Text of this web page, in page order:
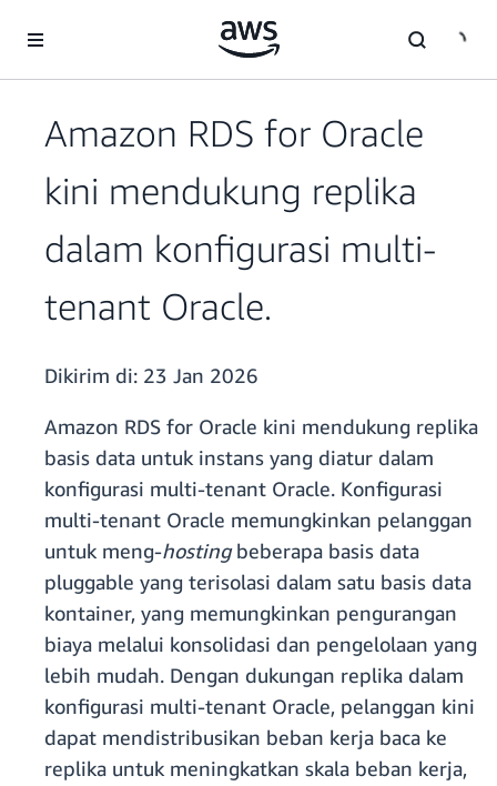
Amazon RDS for Oracle
kini mendukung replika
dalam konfigurasi multi-
tenant Oracle.
Dikirim di: 23 Jan 2026
Amazon RDS for Oracle kini mendukung replika
basis data untuk instans yang diatur dalam
konfigurasi multi-tenant Oracle. Konfigurasi
multi-tenant Oracle memungkinkan pelanggan
untuk meng-hostingbeberapa basis data
pluggable yang terisolasi dalam satu basis data
kontainer, yang memungkinkan pengurangan
biaya melalui konsolidasi dan pengelolaan yang
lebih mudah. Dengan dukungan replika dalam
konfigurasi multi-tenant Oracle, pelanggan kini
dapat mendistribusikan beban kerja baca ke
replika untuk meningkatkan skala beban kerja,